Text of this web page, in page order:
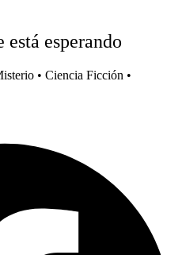
esperando
• Ciencia Ficción •